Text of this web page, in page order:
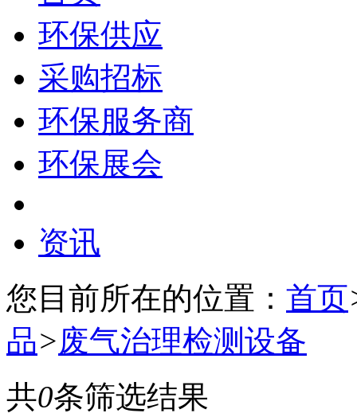
环保供应
采购招标
环保服务商
环保展会
资讯
您目前所在的位置： 首页
品>废气治理检测设备
共0条筛选结果